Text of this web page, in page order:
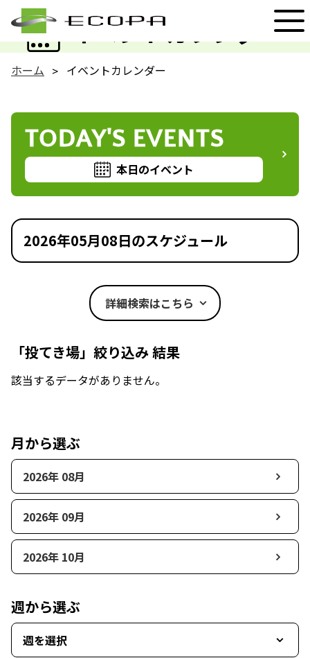
イベントカレンダー
EVENT
ホーム イベントカレンダー
TODAY'S EVENTS
本日のイベント
2026年05月08日のスケジュール
詳細検索はこちら
「投てき場」絞り込み 結果
該当するデータがありません。
月から選ぶ
2026年 08月
2026年 09月
2026年 10月
週から選ぶ
週を選択